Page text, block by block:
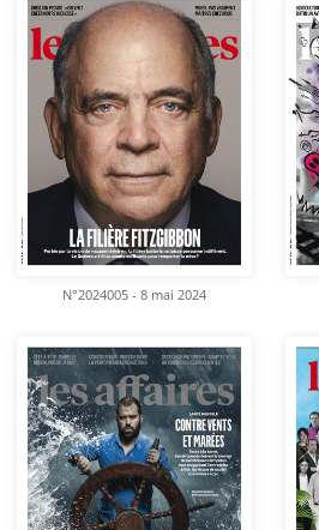
N°2024005 - 8 mai 2024